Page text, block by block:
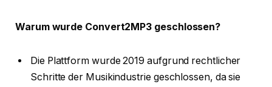
Warum wurde Convert2MP3 geschlossen?
Die Plattform wurde 2019 aufgrund rechtlicher
Schritte der Musikindustrie geschlossen, da sie